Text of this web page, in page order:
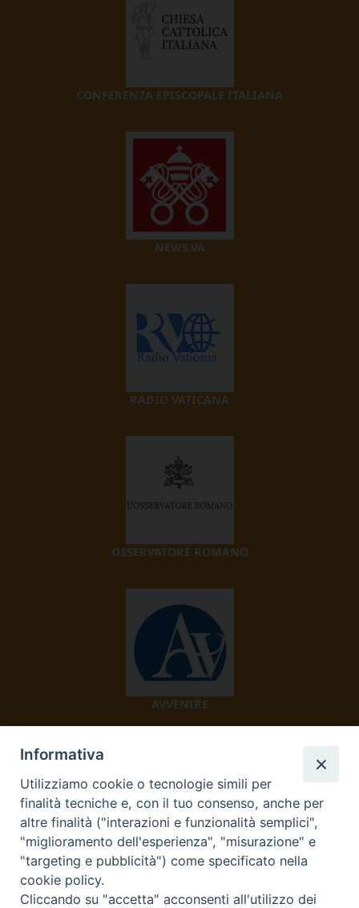
CONFERENZA EPISCOPALE ITALIANA
NEWS.VA
RADIO VATICANA
OSSERVATORE ROMANO
AVVENIRE
TV 2000
Informativa
Utilizziamo cookie o tecnologie simili per
finalità tecniche e, con il tuo consenso, anche per
altre finalità ("interazioni e funzionalità semplici",
"miglioramento dell'esperienza", "misurazione" e
"targeting e pubblicità") come specificato nella
cookie policy.
Cliccando su "accetta" acconsenti all'utilizzo dei